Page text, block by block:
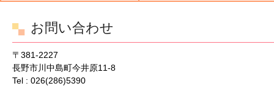
お問い合わせ
〒381-2227
長野市川中島町今井原11-8
Tel : 026(286)5390